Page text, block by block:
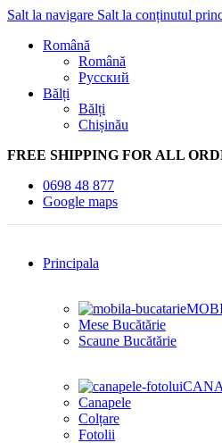
Salt la navigare Salt la conținutul
Română
Română
Русский
Bălți
Bălți
Chișinău
FREE SHIPPING FOR ALL
0698 48 877
Google maps
Principala
Mese Bucătărie
Scaune Bucătărie
Canapele
Colțare
Fotolii